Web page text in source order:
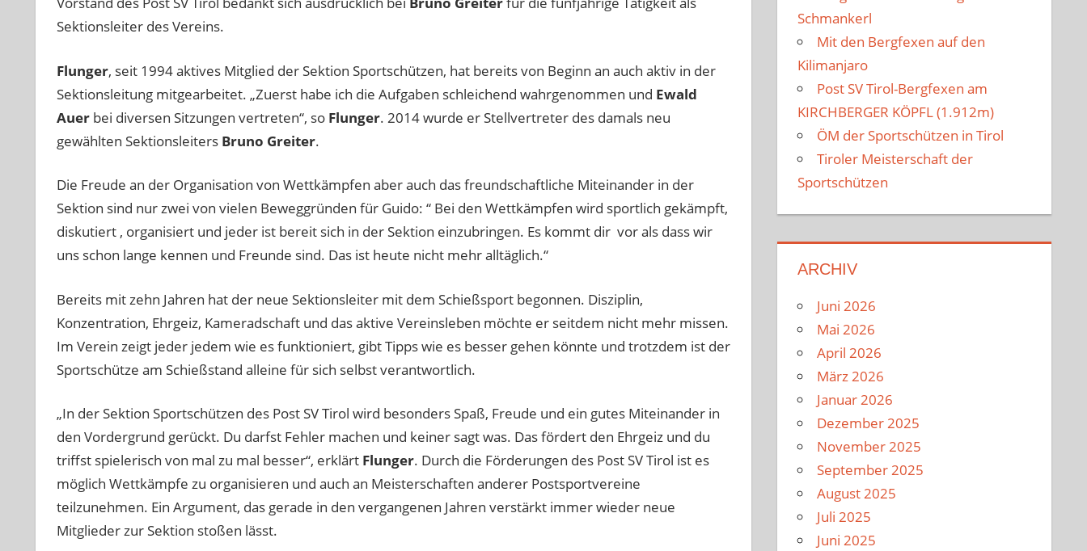
Sektionsleiter des Vereins.
Flunger, seit 1994 aktives Mitglied der Sektion Sportschützen, hat bereits von Beginn an auch aktiv in der
Sektionsleitung mitgearbeitet. „Zuerst habe ich die Aufgaben schleichend wahrgenommen und Ewald
Auerbei diversen Sitzungen vertreten“, so Flunger. 2014 wurde er Stellvertreter des damals neu
gewählten Sektionsleiters Bruno Greiter.
Die Freude an der Organisation von Wettkämpfen aber auch das freundschaftliche Miteinander in der
Sektion sind nur zwei von vielen Beweggründen für Guido: “ Bei den Wettkämpfen wird sportlich gekämpft,
diskutiert , organisiert und jeder ist bereit sich in der Sektion einzubringen. Es kommt dir vor als dass wir
uns schon lange kennen und Freunde sind. Das ist heute nicht mehr alltäglich.“
Bereits mit zehn Jahren hat der neue Sektionsleiter mit dem Schießsport begonnen. Disziplin,
Konzentration, Ehrgeiz, Kameradschaft und das aktive Vereinsleben möchte er seitdem nicht mehr missen.
Im Verein zeigt jeder jedem wie es funktioniert, gibt Tipps wie es besser gehen könnte und trotzdem ist der
Sportschütze am Schießstand alleine für sich selbst verantwortlich.
„In der Sektion Sportschützen des Post SV Tirol wird besonders Spaß, Freude und ein gutes Miteinander in
den Vordergrund gerückt. Du darfst Fehler machen und keiner sagt was. Das fördert den Ehrgeiz und du
triffst spielerisch von mal zu mal besser“, erklärt Flunger. Durch die Förderungen des Post SV Tirol ist es
möglich Wettkämpfe zu organisieren und auch an Meisterschaften anderer Postsportvereine
teilzunehmen. Ein Argument, das gerade in den vergangenen Jahren verstärkt immer wieder neue
Mitglieder zur Sektion stoßen lässt.
Schmankerl
Mit den Bergfexen auf den
Kilimanjaro
Post SV Tirol-Bergfexen am
KIRCHBERGER KÖPFL (1.912m)
ÖM der Sportschützen in Tirol
Tiroler Meisterschaft der
Sportschützen
ARCHIV
Juni 2026
Mai 2026
April 2026
März 2026
Januar 2026
Dezember 2025
November 2025
September 2025
August 2025
Juli 2025
Juni 2025